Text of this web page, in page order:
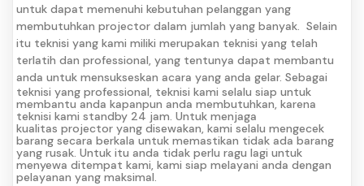
untuk dapat memenuhi kebutuhan pelanggan yang
membutuhkan projector dalam jumlah yang banyak.
Selain
itu teknisi yang kami miliki merupakan teknisi yang telah
terlatih dan professional, yang tentunya dapat membantu
anda untuk mensukseskan acara yang anda gelar. Sebagai
teknisi yang professional, teknisi kami selalu siap untuk
membantu anda kapanpun anda membutuhkan, karena
teknisi kami standby 24 jam. Untuk menjaga
kualitas projector yang disewakan, kami selalu mengecek
barang secara berkala untuk memastikan tidak ada barang
yang rusak. Untuk itu anda tidak perlu ragu lagi untuk
menyewa ditempat kami, kami siap melayani anda dengan
pelayanan yang maksimal.